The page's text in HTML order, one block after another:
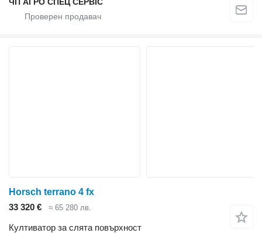
ЧП АГРО СПЕЦ СЕРВІС
Horsch terrano 4 fx
33 320 €
≈ 65 280 лв.
Култиватор за слята повърхност